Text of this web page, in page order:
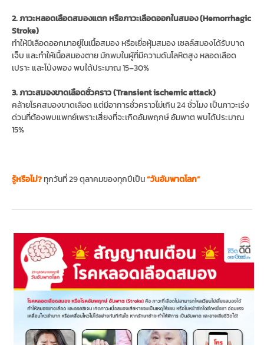
2. ภาวะหลอดเลือดสมองแตก หรือภาวะเลือดออกในสมอง (Hemorrhagic
Stroke)
ทำให้มีเลือดออกมาอยู่ในเนื้อสมอง หรือเยื่อหุ้มสมอง เซลล์สมองได้รับบาด
เจ็บ และทำให้เนื้อสมองตาย มักพบในผู้ที่มีความดันโลหิตสูง หลอดเลือด
เปราะ และโป่งพอง พบได้ประมาณ 15–30%
3. ภาวะสมองขาดเลือดชั่วคราว (Transient ischemic attack)
คล้ายโรคสมองขาดเลือด แต่มีอาการชั่วคราวไม่เกิน 24 ชั่วโมง เป็นภาวะเร่ง
ด่วนที่ต้องพบแพทย์เพราะเสี่ยงที่จะเกิดอัมพฤกษ์ อัมพาต พบได้ประมาณ
15%
รู้หรือไม่? ทุกวันที่ 29 ตุลาคมของทุกปีเป็น“วันอัมพาตโลก”